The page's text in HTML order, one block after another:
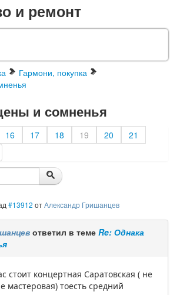
и ремонт
Гармони, покупка
и сомненья
16 17 18 19 20
21
#13912 отАлександр Гришанцев
ответил в теме Re: Однака
стоит концертная Саратовская ( не
мастеровая) тоесть средний